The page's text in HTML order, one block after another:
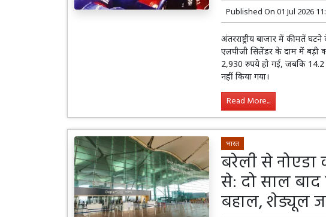
Published On 01 Jul 2026
अंतरराष्ट्रीय बाजार में कीमतें
एलपीजी सिलेंडर के दाम में बड़ी
2,930 रुपये हो गई, जबकि
नहीं किया गया।
Read More...
भारत
बरेली से
से: दो साल बाद
बहाल, शेड्यूल